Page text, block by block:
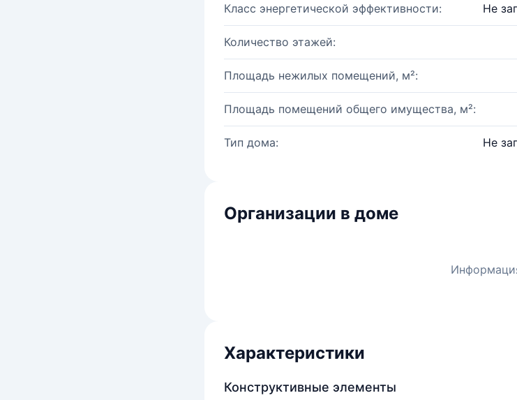
Класс энергетической эффективности: Не
Количество этажей:
Площадь нежилых помещений, м²:
Площадь помещений общего имущества, м²:
Тип дома: Не
Организации в доме
Характеристики
Конструктивные элементы